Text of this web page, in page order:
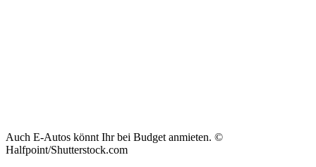
Auch E-Autos könnt Ihr bei Budget anmieten. ©
Halfpoint/Shutterstock.com